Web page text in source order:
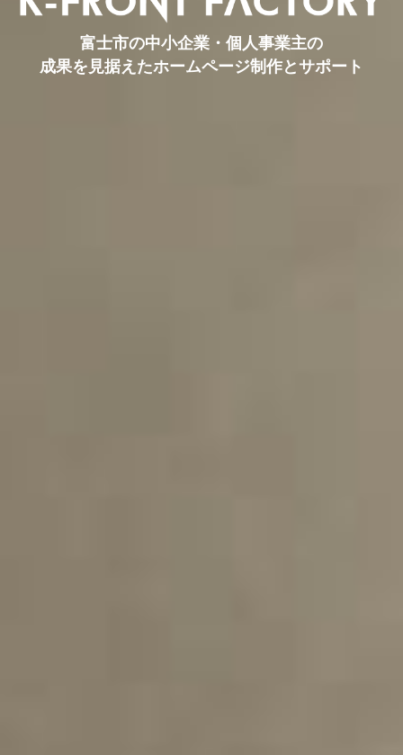
富士市の中小企業・個人事業主の
成果を見据えたホームページ制作とサポート